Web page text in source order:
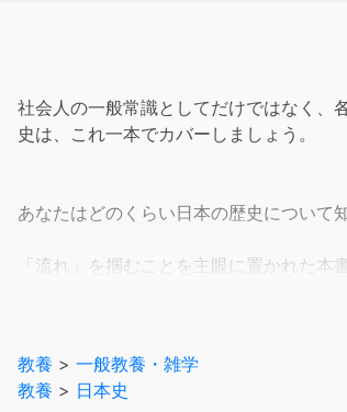
社会人の一般常識としてだけではなく、
史は、これ一本でカバーしましょう。
あなたはどのくらい日本の歴史について
「流れ」を掴むことを主眼に置かれた本
さまざまな用語解説やその事柄に付随
暗記ばかりの勉強ではない歴史を楽しん
よりよく理解することで、自然と覚えら
教養 > 一般教養・雑学
教養 > 日本史